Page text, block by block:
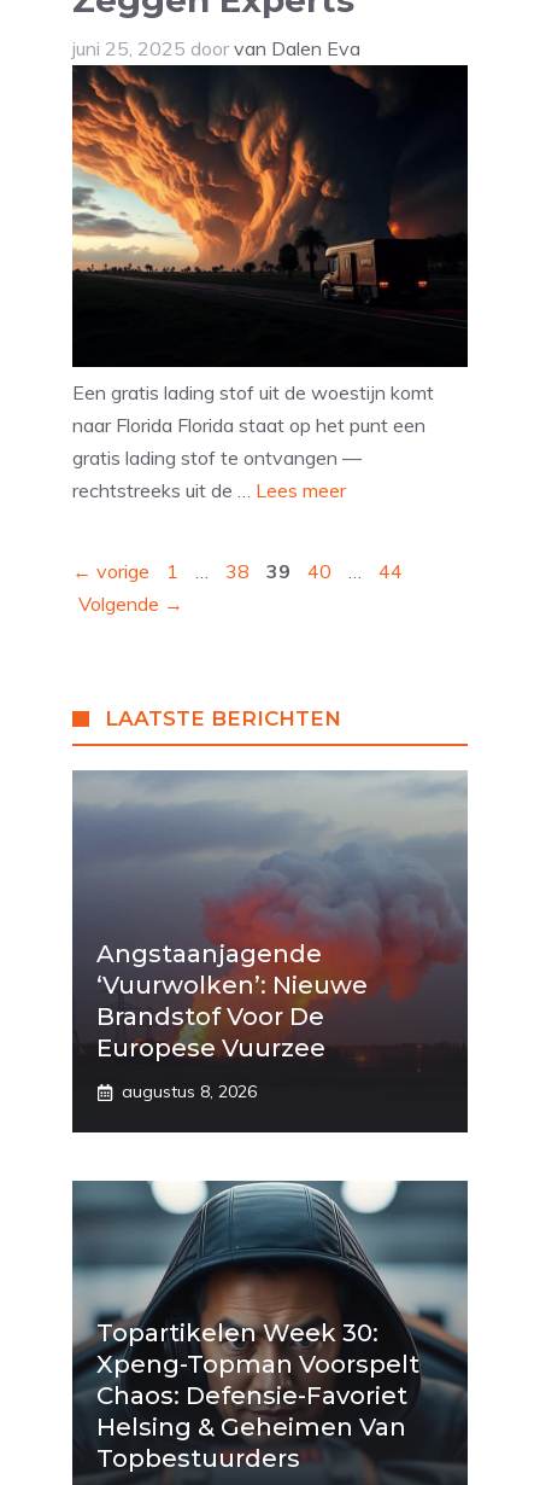
juni 25, 2025 door van Dalen Eva
Een gratis lading stof uit de woestijn komt
naar Florida Florida staat op het punt een
gratis lading stof te ontvangen —
rechtstreeks uit de … Lees meer
← vorige Pagina
1 … Pagina
38 Pagina
39 Pagina
40 … Pagina
44
Volgende →
LAATSTE BERICHTEN
Angstaanjagende
‘vuurwolken’: Nieuwe
Brandstof Voor De
Europese Vuurzee
augustus 8, 2026
Topartikelen Week 30:
Xpeng-Topman Voorspelt
Chaos: Defensie-Favoriet
Helsing & Geheimen Van
Topbestuurders